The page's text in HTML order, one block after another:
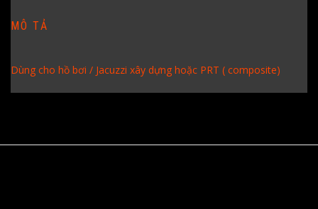
MÔ TẢ
Dùng cho hồ bơi / Jacuzzi xây dựng hoặc PRT ( composite)